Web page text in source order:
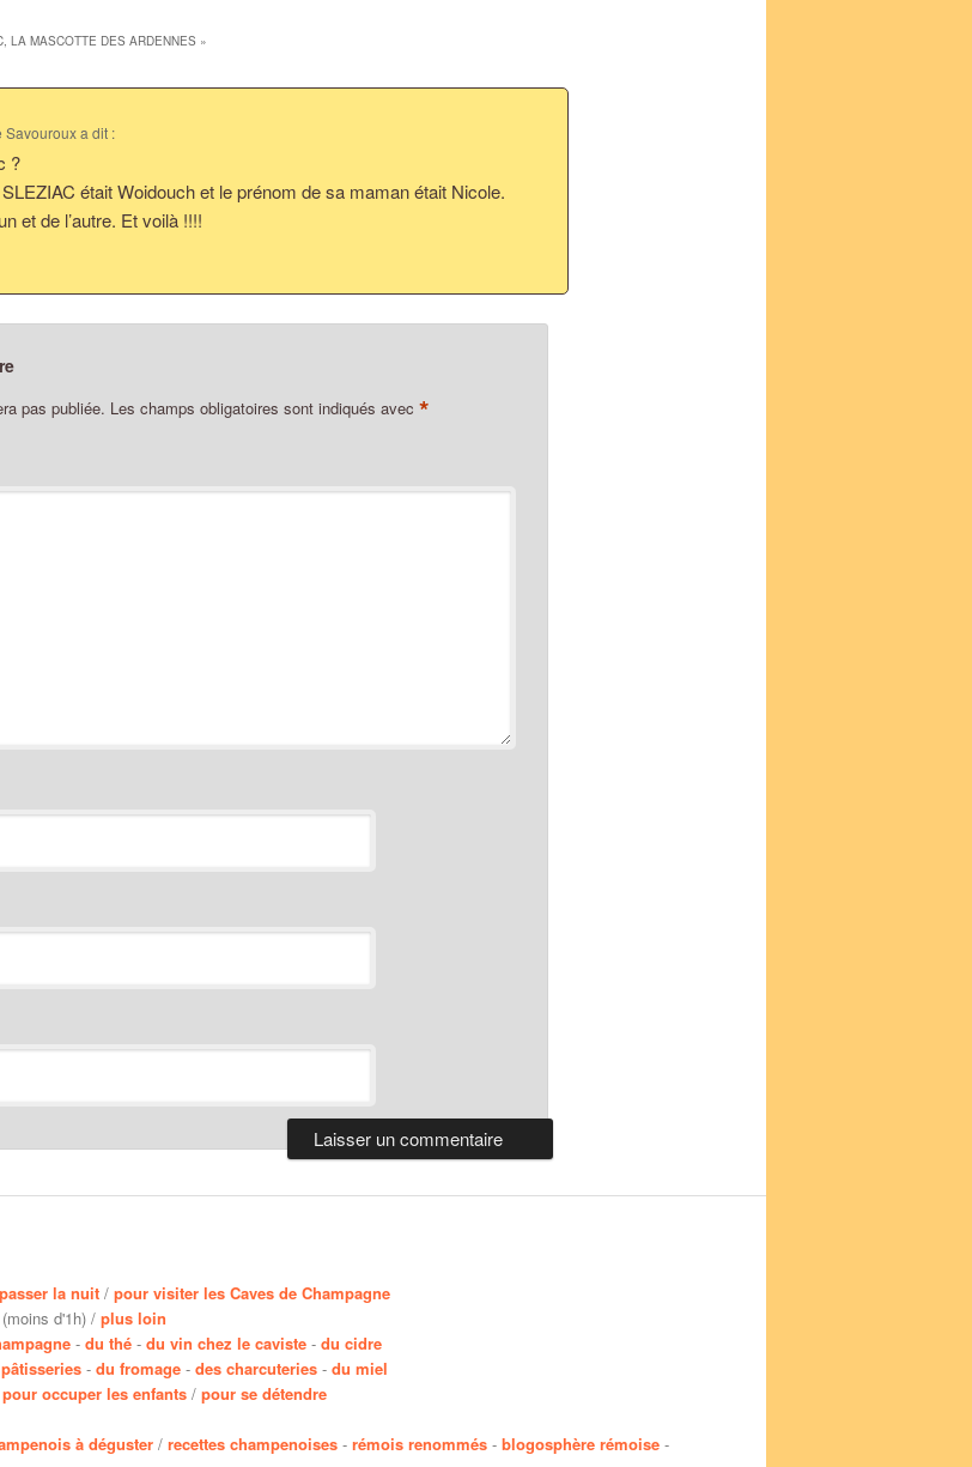
LA MASCOTTE DES ARDENNES»
Savourouxa dit :
?
était Woidouch et le prénom de sa maman était Nicole.
et de l’autre. Et voilà !!!!
pas publiée. Les champs obligatoires sont indiqués avec *
la nuit / pour visiter les Caves de Champagne
(moins d'1h) / plus loin
- du thé - du vin chez le caviste - du cidre
- du fromage - des charcuteries - du miel
pour occuper les enfants / pour se détendre
à déguster / recettes champenoises - rémois renommés - blogosphère rémoise -